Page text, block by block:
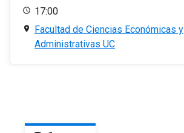
17:00
Facultad de Ciencias Económicas y
Administrativas UC